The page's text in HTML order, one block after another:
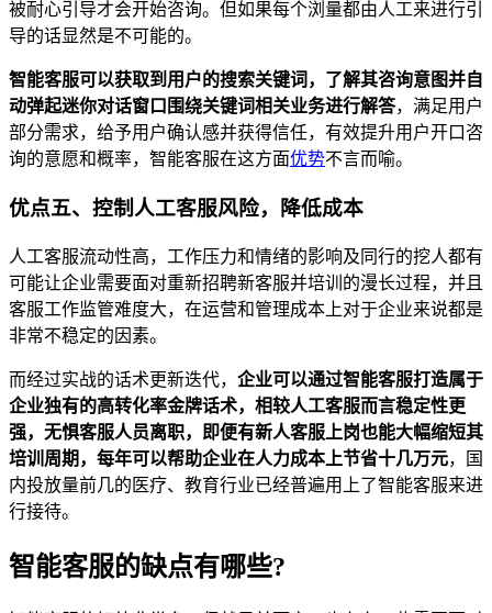
被耐心引导才会开始咨询。但如果每个浏量都由人工来进行引
导的话显然是不可能的。
智能客服可以获取到用户的搜索关键词，了解其咨询意图并自
动弹起迷你对话窗口围绕关键词相关业务进行解答，满足用户
部分需求，给予用户确认感并获得信任，有效提升用户开口咨
询的意愿和概率，智能客服在这方面优势不言而喻。
优点五、控制人工客服风险，降低成本
人工客服流动性高，工作压力和情绪的影响及同行的挖人都有
可能让企业需要面对重新招聘新客服并培训的漫长过程，并且
客服工作监管难度大，在运营和管理成本上对于企业来说都是
非常不稳定的因素。
而经过实战的话术更新迭代， 企业可以通过智能客服打造属于
企业独有的高转化率金牌话术，相较人工客服而言稳定性更
强，无惧客服人员离职，即便有新人客服上岗也能大幅缩短其
培训周期，每年可以帮助企业在人力成本上节省十几万元，国
内投放量前几的医疗、教育行业已经普遍用上了智能客服来进
行接待。
智能客服的缺点有哪些?